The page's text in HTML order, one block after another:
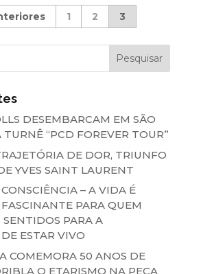
1 2 3
DESEMBARCAM EM SÃO
“PCD FOREVER TOUR”
DE DOR, TRIUNFO
YVES SAINT LAURENT
– A VIDA É
PARA QUEM
SENTIDOS PARA A
ESTAR VIVO
COMEMORA 50 ANOS DE
O ETARISMO NA PEÇA